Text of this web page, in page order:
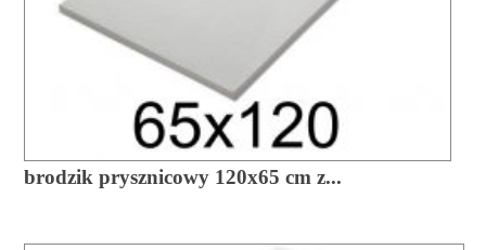
brodzik prysznicowy 120x65 cm z...